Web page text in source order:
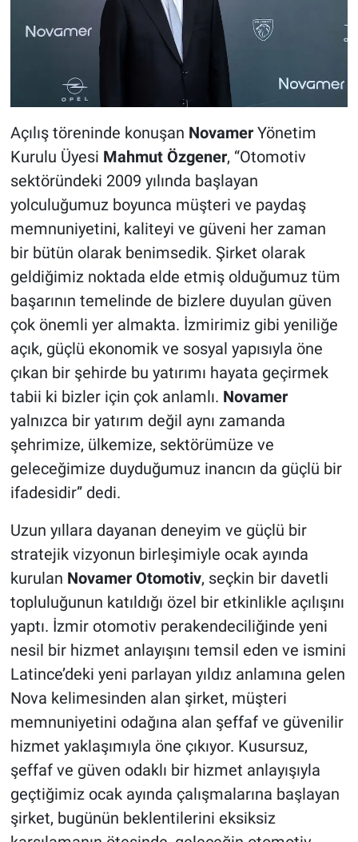
Açılış töreninde konuşan NovamerYönetim
Kurulu Üyesi Mahmut Özgener, “Otomotiv
sektöründeki 2009 yılında başlayan
yolculuğumuz boyunca müşteri ve paydaş
memnuniyetini, kaliteyi ve güveni her zaman
bir bütün olarak benimsedik. Şirket olarak
geldiğimiz noktada elde etmiş olduğumuz tüm
başarının temelinde de bizlere duyulan güven
çok önemli yer almakta. İzmirimiz gibi yeniliğe
açık, güçlü ekonomik ve sosyal yapısıyla öne
çıkan bir şehirde bu yatırımı hayata geçirmek
tabii ki bizler için çok anlamlı. Novamer
yalnızca bir yatırım değil aynı zamanda
şehrimize, ülkemize, sektörümüze ve
geleceğimize duyduğumuz inancın da güçlü bir
ifadesidir” dedi.
Uzun yıllara dayanan deneyim ve güçlü bir
stratejik vizyonun birleşimiyle ocak ayında
kurulan Novamer Otomotiv, seçkin bir davetli
topluluğunun katıldığı özel bir etkinlikle açılışını
yaptı. İzmir otomotiv perakendeciliğinde yeni
nesil bir hizmet anlayışını temsil eden ve ismini
Latince’deki yeni parlayan yıldız anlamına gelen
Nova kelimesinden alan şirket, müşteri
memnuniyetini odağına alan şeffaf ve güvenilir
hizmet yaklaşımıyla öne çıkıyor. Kusursuz,
şeffaf ve güven odaklı bir hizmet anlayışıyla
geçtiğimiz ocak ayında çalışmalarına başlayan
şirket, bugünün beklentilerini eksiksiz